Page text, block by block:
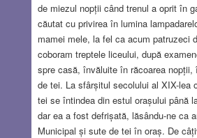
de miezul nopții când trenul a oprit în
căutat cu privirea în lumina
mamei mele, la fel ca acum patruzeci
coboram treptele liceului, după
spre casă, învăluite în răcoarea nopții,
de tei. La sfârșitul secolului al XIX-lea
tei se întindea din estul orașului până
dar ea a fost defrișată, lăsându-ne ca
Municipal și sute de tei în oraș. De